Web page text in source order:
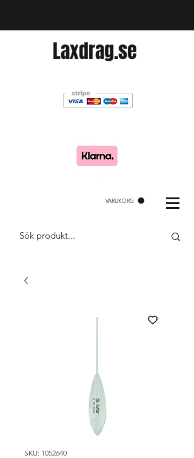
VARUKORG
Laxdrag.se
SKU: 1052640